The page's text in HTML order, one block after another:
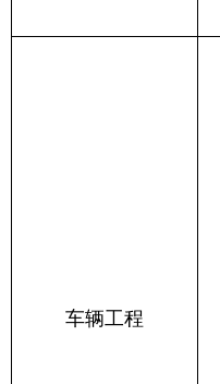
车辆工程